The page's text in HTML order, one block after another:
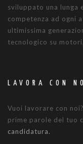
sviluppato una lunga
competenza ad ogni
ultimissima
tecnologico su
LAVORA CON
Vuoi lavorare con
prime parole del tuo
candidatura.